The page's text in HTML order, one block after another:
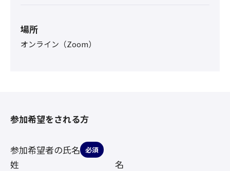
場所
オンライン（Zoom）
参加希望をされる方
参加希望者の氏名 必須
姓 名